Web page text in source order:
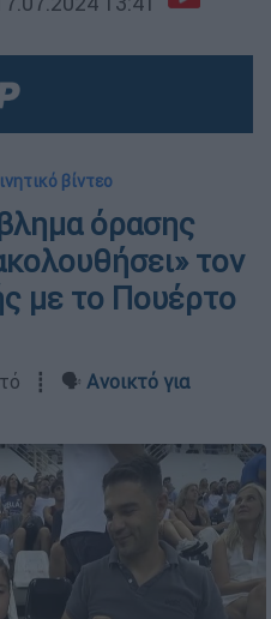
βίντεο
όρασης
τον
με το Πουέρτο
┋ 🗣️ Ανοικτό για